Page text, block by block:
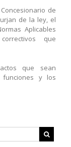
de
de la ley, el
Aplicables
que
que sean
funciones y los